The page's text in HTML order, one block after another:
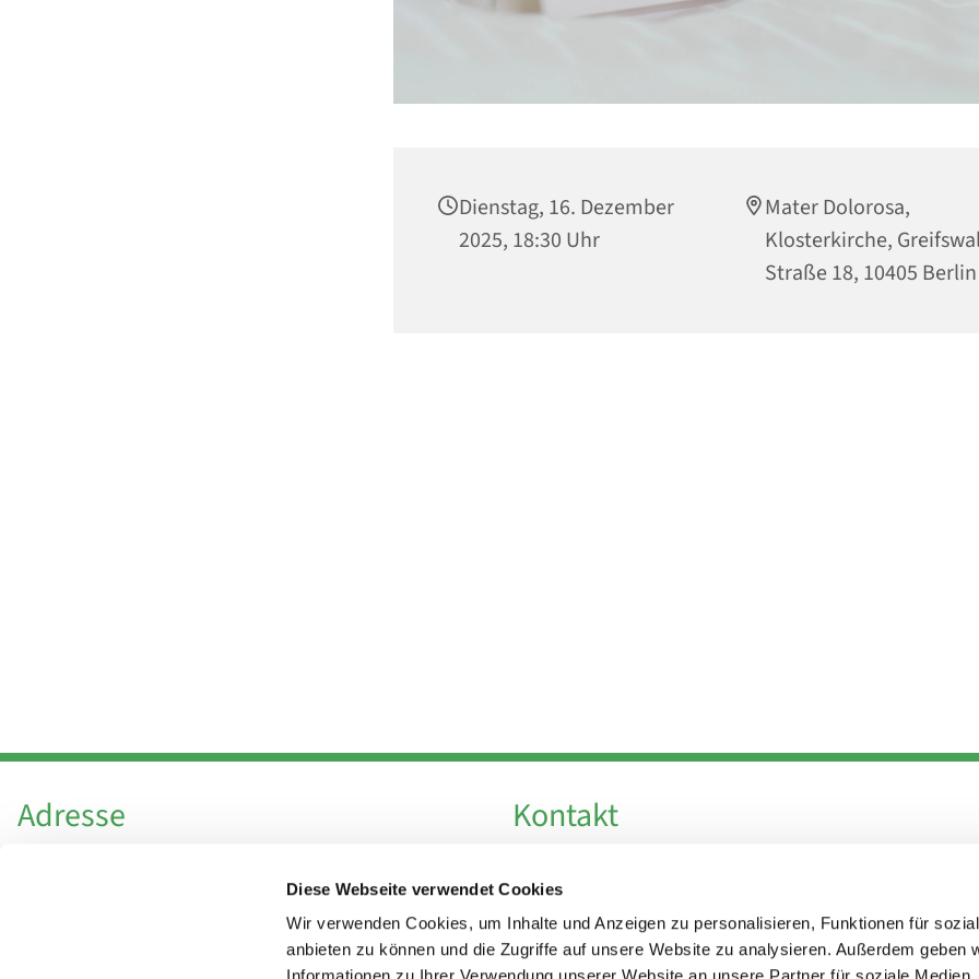
Diese Webseite verwendet Cookies
Wir verwenden Cookies, um Inhalte und Anzeigen zu personalisieren, Funktionen für
anbieten zu können und die Zugriffe auf unsere Website zu analysieren. Außerdem geben
Dienstag, 16. Dezember
2025, 18:30 Uhr
Mater Dolorosa,
Klosterkirche,
Straße 18, 10405 Berlin
Adresse
Hl. Theresa von Avila Berlin Nordost
Leitender Pfarrer - Norbert Pomplun
Kontakt
Fax +49 30 924 54 18
E-Mailinfo@theresa-von-avila-berlin.de